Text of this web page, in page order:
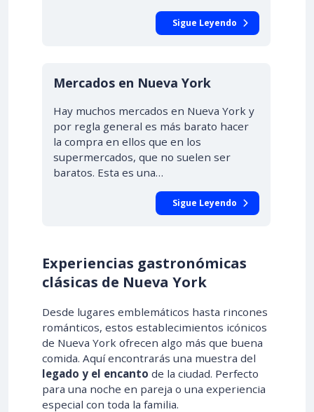
Sigue Leyendo
Mercados en Nueva York
Hay muchos mercados en Nueva York y
por regla general es más barato hacer
la compra en ellos que en los
supermercados, que no suelen ser
baratos. Esta es una…
Sigue Leyendo
Experiencias gastronómicas
clásicas de Nueva York
Desde lugares emblemáticos hasta rincones
románticos, estos establecimientos icónicos
de Nueva York ofrecen algo más que buena
comida. Aquí encontrarás una muestra del
legado y el encanto de la ciudad. Perfecto
para una noche en pareja o una experiencia
especial con toda la familia.